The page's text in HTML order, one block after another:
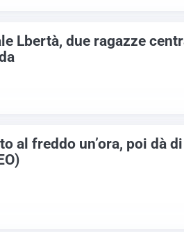
Lbertà, due ragazze
al freddo un’ora, poi dà